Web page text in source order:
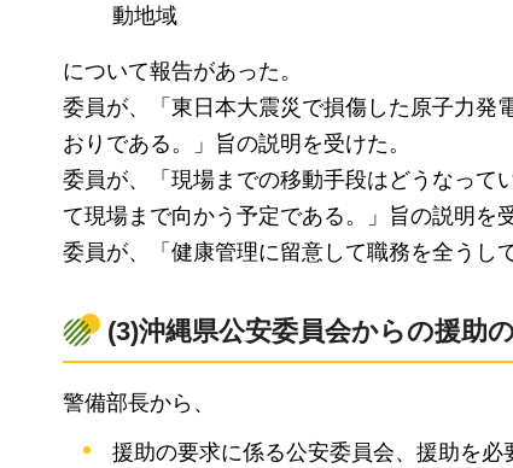
動地域
について報告があった。
委員が、「東日本大震災で損傷した原子力発
おりである。」旨の説明を受けた。
委員が、「現場までの移動手段はどうなって
て現場まで向かう予定である。」旨の説明を
委員が、「健康管理に留意して職務を全うし
(3)沖縄県公安委員会からの援助
警備部長から、
援助の要求に係る公安委員会、援助を